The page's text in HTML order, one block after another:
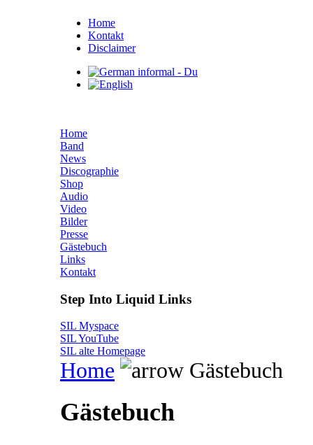
Home
Kontakt
Disclaimer
Home
Band
News
Discographie
Shop
Audio
Video
Bilder
Presse
Gästebuch
Links
Kontakt
Step Into Liquid Links
SIL Myspace
SIL YouTube
SIL alte Homepage
Home Gästebuch
Gästebuch